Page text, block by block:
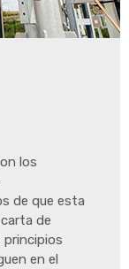
los
de que esta
de
principios
en el